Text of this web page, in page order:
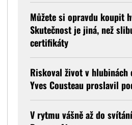
Můžete si opravdu koupit
Skutečnost je jiná, než
certifikáty
Riskoval život v hlubinách
Yves Cousteau proslavil
V rytmu vášně až do